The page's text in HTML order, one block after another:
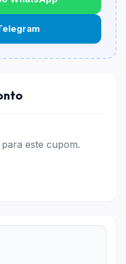
de itens participantes
especificos podem
este cupom.